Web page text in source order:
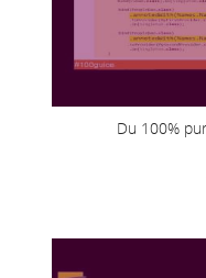
Du 100%